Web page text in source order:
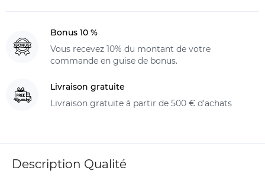
Bonus 10 %
Vous recevez 10% du montant de votre
commande en guise de bonus.
Livraison gratuite
Livraison gratuite à partir de 500 € d'achats
Description Qualité